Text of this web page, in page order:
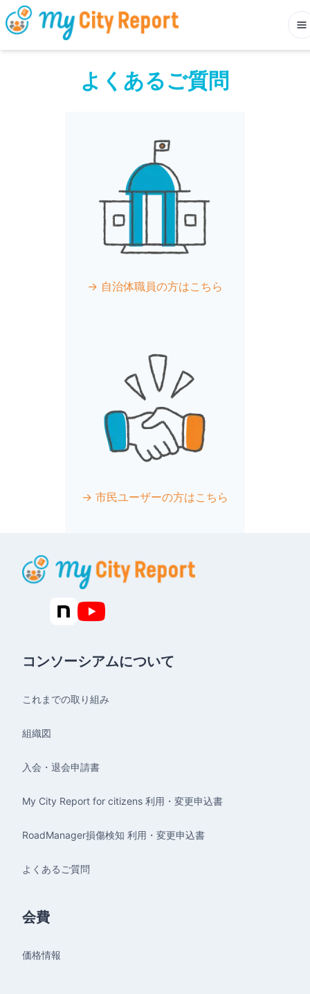
よくあるご質問
→ 自治体職員の方はこちら
→ 市民ユーザーの方はこちら
コンソーシアムについて
これまでの取り組み
組織図
入会・退会申請書
My City Report for citizens 利用・変更申込書
RoadManager損傷検知 利用・変更申込書
よくあるご質問
会費
価格情報